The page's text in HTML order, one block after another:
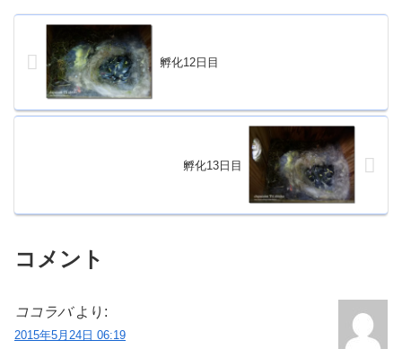
孵化12日目
孵化13日目
コメント
ココラバ より:
2015年5月24日 06:19